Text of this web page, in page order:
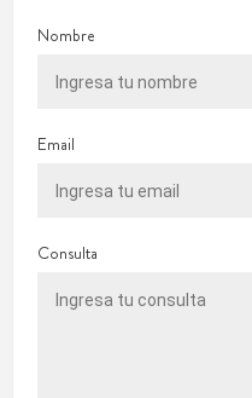
Nombre
Email
Consulta